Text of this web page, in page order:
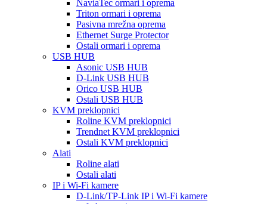
NaviaTec ormari i oprema
Triton ormari i oprema
Pasivna mrežna oprema
Ethernet Surge Protector
Ostali ormari i oprema
USB HUB
Asonic USB HUB
D-Link USB HUB
Orico USB HUB
Ostali USB HUB
KVM preklopnici
Roline KVM preklopnici
Trendnet KVM preklopnici
Ostali KVM preklopnici
Alati
Roline alati
Ostali alati
IP i Wi-Fi kamere
D-Link/TP-Link IP i Wi-Fi kamere